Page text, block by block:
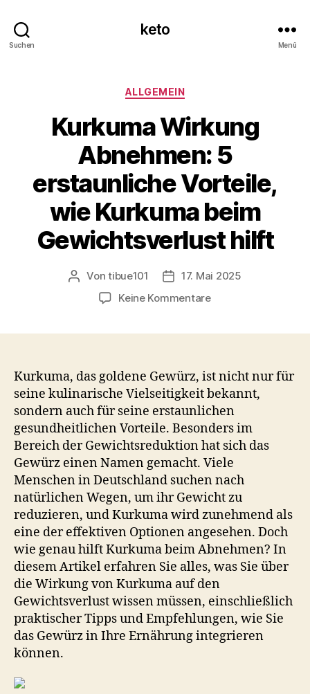
Suchen
keto
Menü
Kategorien
ALLGEMEIN
Kurkuma Wirkung
Abnehmen: 5
erstaunliche Vorteile,
wie Kurkuma beim
Gewichtsverlust hilft
Beitragsautor
Vontibue101 Veröffentlichungsdatum
17. Mai 2025
Keine Kommentarezu
erstaunliche
Vorteile,
wie
Kurkuma
beim
Gewichtsverlust
hilft
Kurkuma, das goldene Gewürz, ist nicht nur für
seine kulinarische Vielseitigkeit bekannt,
sondern auch für seine erstaunlichen
gesundheitlichen Vorteile. Besonders im
Bereich der Gewichtsreduktion hat sich das
Gewürz einen Namen gemacht. Viele
Menschen in Deutschland suchen nach
natürlichen Wegen, um ihr Gewicht zu
reduzieren, und Kurkuma wird zunehmend als
eine der effektiven Optionen angesehen. Doch
wie genau hilft Kurkuma beim Abnehmen? In
diesem Artikel erfahren Sie alles, was Sie über
die Wirkung von Kurkuma auf den
Gewichtsverlust wissen müssen, einschließlich
praktischer Tipps und Empfehlungen, wie Sie
das Gewürz in Ihre Ernährung integrieren
können.